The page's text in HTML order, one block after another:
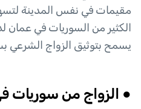
مقيمات في نفس المدينة
الكثير من السوريات في عمان
يسمح بتوثيق الزواج الشرعي
● الزواج من سوريات